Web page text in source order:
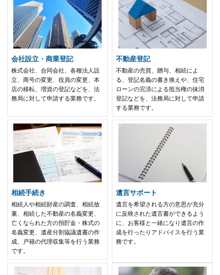
会社設立・商業登記
株式会社、合同会社、各種法人設
立、商号の変更、役員の変更、本
店の移転、増資の登記などを、法
務局に対して申請する業務です。
不動産登記
不動産の売買、贈与、相続によ
る、登記名義の書き換えや、住宅
ローンの完済による抵当権の抹消
登記などを、法務局に対して申請
する業務です。
相続手続き
相続人や相続財産の調査、相続放
棄、相続した不動産の名義変更、
亡くなられた方の預貯金・株式の
名義変更、遺産分割協議遺書の作
成、戸籍の代理収集等を行う業務
です。
遺言サポート
遺言を希望される方の意思が充分
に反映された遺言書ができるよう
に、お客様と一緒になり遺言の作
成を行ったりアドバイスを行う業
務です。